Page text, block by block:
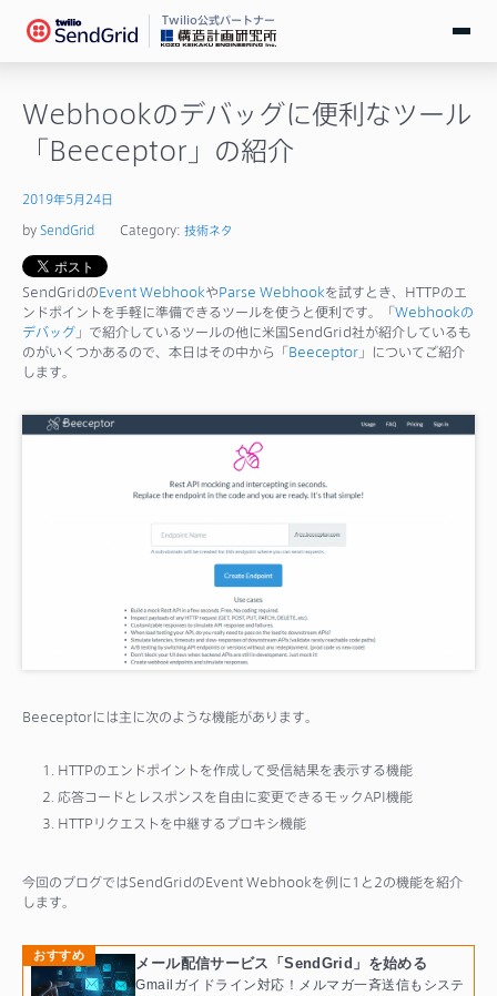
Twilio公式パートナー
ログイン
SendGridとは
料金
導入事例
Webhookのデバッグに便利なツール
「Beeceptor」の紹介
2019年5月24日
by SendGrid Category: 技術ネタ
SendGridのEvent WebhookやParse Webhookを試すとき、HTTPのエ
ンドポイントを手軽に準備できるツールを使うと便利です。「Webhookの
デバッグ 」で紹介しているツールの他に米国SendGrid社が紹介しているも
のがいくつかあるので、本日はその中から「Beeceptor 」についてご紹介
します。
Beeceptorには主に次のような機能があります。
HTTPのエンドポイントを作成して受信結果を表示する機能
応答コードとレスポンスを自由に変更できるモックAPI機能
HTTPリクエストを中継するプロキシ機能
今回のブログではSendGridのEvent Webhookを例に1と2の機能を紹介
します。
おすすめ
メール配信サービス「SendGrid」を始める
Gmailガイドライン対応！メルマガ一斉送信もシステ